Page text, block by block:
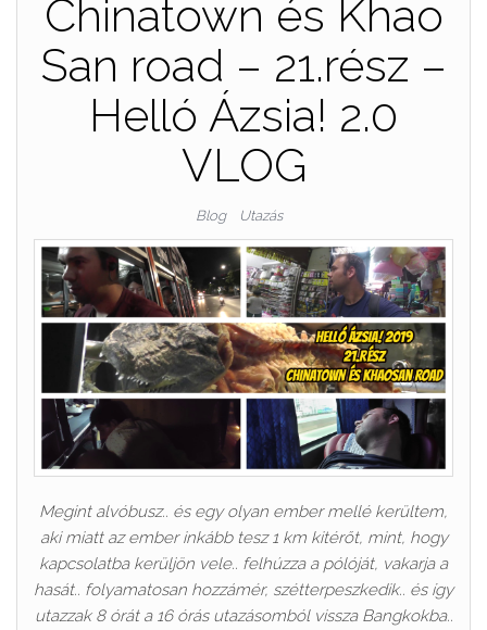
Chinatown és Khao
San road – 21.rész –
Helló Ázsia! 2.0
VLOG
Blog Utazás
Megint alvóbusz.. és egy olyan ember mellé kerültem,
aki miatt az ember inkább tesz 1 km kitérőt, mint, hogy
kapcsolatba kerüljön vele.. felhúzza a pólóját, vakarja a
hasát.. folyamatosan hozzámér, szétterpeszkedik.. és így
utazzak 8 órát a 16 órás utazásomból vissza Bangkokba..